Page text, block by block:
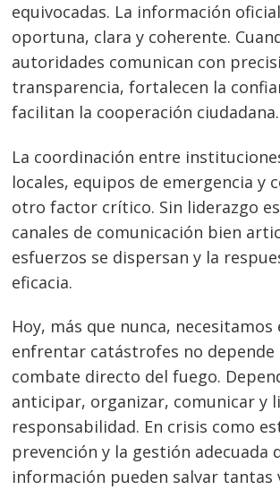
equivocadas. La información
oportuna, clara y coherente.
autoridades comunican con
transparencia, fortalecen la
facilitan la cooperación ciudadana.
La coordinación entre
locales, equipos de emergencia y
otro factor crítico. Sin liderazgo
canales de comunicación bien
esfuerzos se dispersan y la
eficacia.
Hoy, más que nunca,
enfrentar catástrofes no depende
combate directo del fuego.
anticipar, organizar, comunicar y
responsabilidad. En crisis como
prevención y la gestión adecuada
información pueden salvar tantas
Navegación
de
entradas